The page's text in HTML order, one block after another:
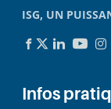
ISG, UN
Infos